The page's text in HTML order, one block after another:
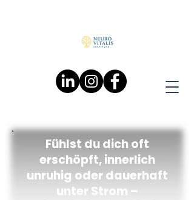
Fühlst du dich oft
erschöpft, innerlich
unruhig oder dauerhaft
unter Strom –